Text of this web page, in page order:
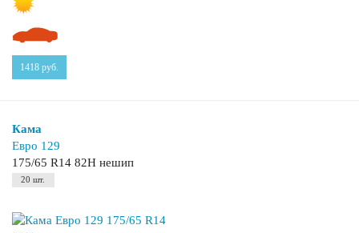
1418 руб.
Кама
Евро 129
175/65 R14 82H нешип
20 шт.